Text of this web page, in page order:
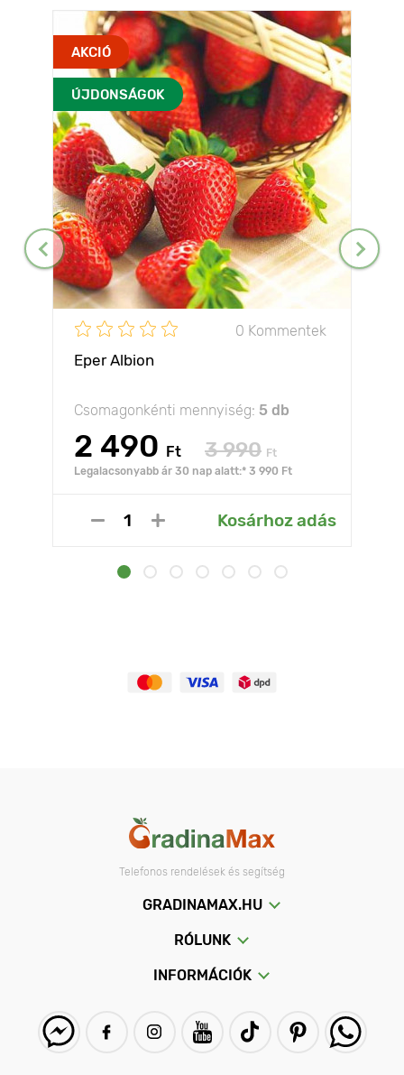
AKCIÓ
ÚJDONSÁGOK
0 Kommentek
Eper Albion
Csomagonkénti mennyiség: 5 db
2 490 Ft 3 990 Ft
Legalacsonyabb ár 30 nap alatt:* 3 990 Ft
Kosárhoz adás
Telefonos rendelések és segítség
GRADINAMAX.HU
RÓLUNK
INFORMÁCIÓK